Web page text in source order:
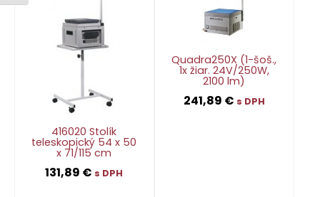
416020 Stolík
teleskopický 54 x 50
x 71/115 cm
131,89 € s DPH
Quadra250X (1-šoš.,
1x žiar. 24V/250W,
2100 lm)
241,89 € s DPH